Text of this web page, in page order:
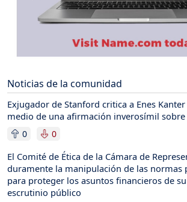
Noticias de la comunidad
Exjugador de Stanford critica a Enes
medio de una afirmación inverosímil sobre
0 0
El Comité de Ética de la Cámara de
duramente la manipulación de las normas
para proteger los asuntos financieros de
escrutinio público